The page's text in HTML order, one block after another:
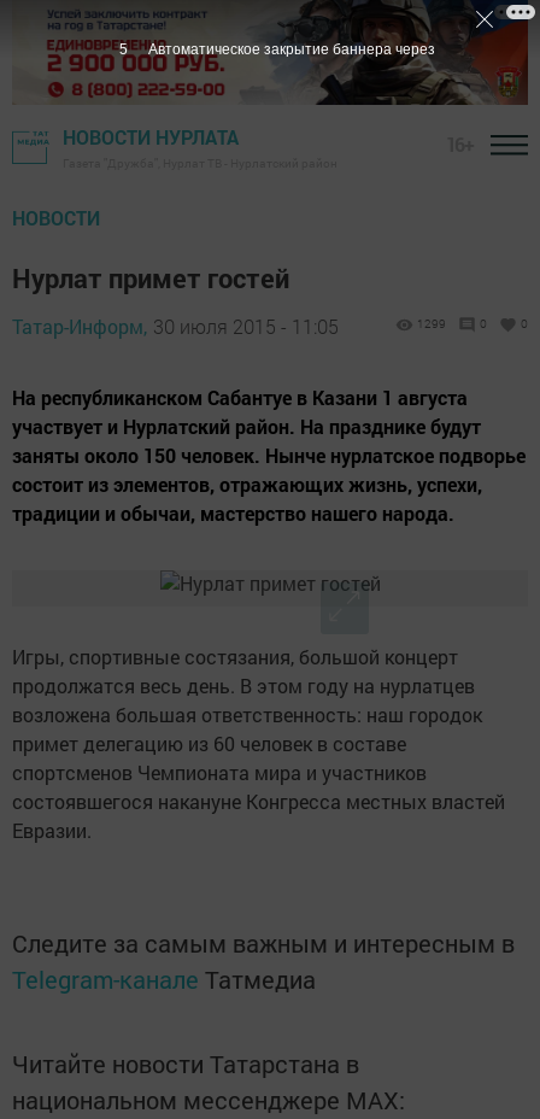
НОВОСТИ НУРЛАТА
НОВОСТИ
Нурлат примет гостей
Татар-Информ, 30 июля 2015 - 11:05 1299 0 0
На республиканском Сабантуе в Казани 1 августа
участвует и Нурлатский район. На празднике будут
заняты около 150 человек. Нынче нурлатское подворье
состоит из элементов, отражающих жизнь, успехи,
традиции и обычаи, мастерство нашего народа.
Игры, спортивные состязания, большой концерт
продолжатся весь день. В этом году на нурлатцев
возложена большая ответственность: наш городок
примет делегацию из 60 человек в составе
спортсменов Чемпионата мира и участников
состоявшегося накануне Конгресса местных властей
Евразии.
Следите за самым важным и интересным в
Telegram-канале Татмедиа
Читайте новости Татарстана в
национальном мессенджере MАХ:
4 Автоматическое закрытие баннера через